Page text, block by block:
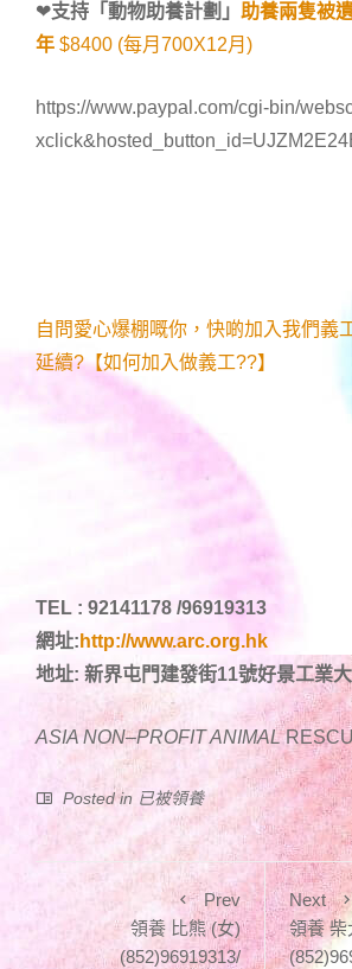
❤支持「動物助養計劃 」 助養兩隻被
年 $8400 (每月700X12月)
https://www.paypal.com/cgi-bin/
自問愛心爆棚嘅你，快啲加入我們義
延續?【如何加入做義工??】
TEL : 92141178 /96919313
網址: http://www.arc.org.hk
地址: 新界屯門建發街11號好景工業
ASIA NON–PROFIT ANIMAL
Posted in 已被領養
Prev
領養 比熊 (女)
(852)96919313/
Next
領養 柴